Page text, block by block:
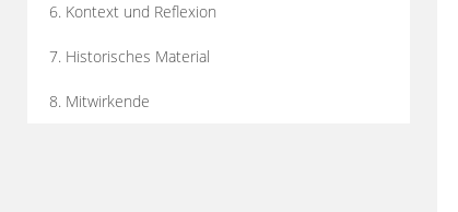
6. Kontext und Reflexion
7. Historisches Material
8. Mitwirkende